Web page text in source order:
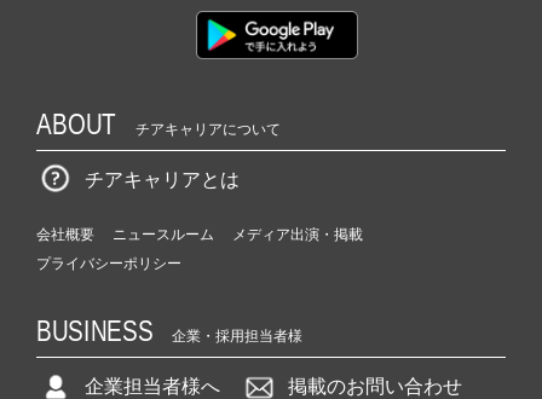
ABOUT チアキャリアについて
チアキャリアとは
会社概要 ニュースルーム
メディア出演・掲載
プライバシーポリシー
BUSINESS 企業・採用担当者様
企業担当者様へ 掲載のお問い合わせ